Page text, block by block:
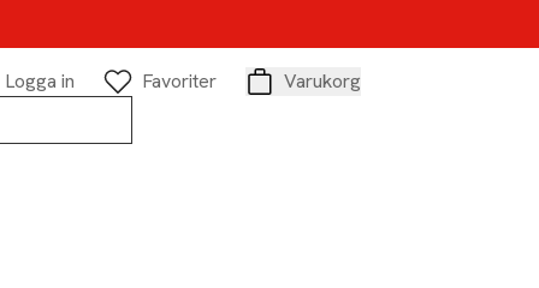
Logga in
Favoriter
Varukorg